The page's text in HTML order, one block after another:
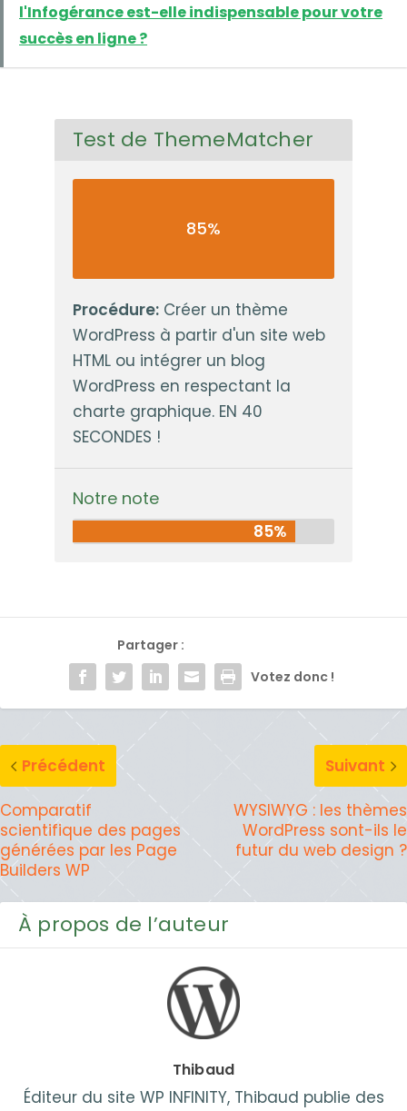
l'Infogérance est-elle indispensable pour votre
succès en ligne ?
Test de ThemeMatcher
85%
Procédure Créer un thème
WordPress à partir d'un site web
HTML ou intégrer un blog
WordPress en respectant la
charte graphique. EN 40
SECONDES !
Notre note
85%
Partager :
Votez donc !
Précédent
Comparatif
scientifique des pages
générées par les Page
Builders WP
Suivant
WYSIWYG : les thèmes
WordPress sont-ils le
futur du web design ?
À propos de l’auteur
Thibaud
Éditeur du site WP INFINITY, Thibaud publie des